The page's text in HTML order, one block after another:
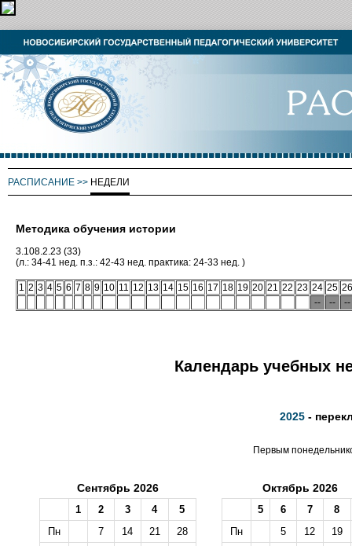
РАСПИСАНИЕ >> НЕДЕЛИ
Методика обучения истории
3.108.2.23 (33)
(л.: 34-41 нед. п.з.: 42-43 нед. практика: 24-33 нед. )
1 2 3 4 5 6 7 8 9 10 11 12 13 14 15 16 17 18 19 20 21 22 23 24 25 26
--
-- --
Календарь учебных
2025 -
Первым
Сентябрь 2026
1 2 3 4
5
Пн
7 14 21
28
Октябрь 2026
5 6 7
8
Пн
5 12
19